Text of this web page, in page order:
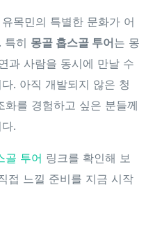
목민의 특별한 문화가 어
특히 몽골 홉스골 투어는 몽
과 사람을 동시에 만날 수
. 아직 개발되지 않은 청
를 경험하고 싶은 분들께
.
골 투어 링크를 확인해 보
접 느낄 준비를 지금 시작